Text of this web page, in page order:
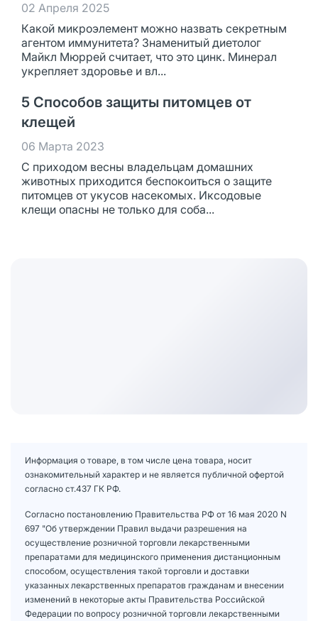
02 Апреля 2025
Какой микроэлемент можно назвать секретным
агентом иммунитета? Знаменитый диетолог
Майкл Мюррей считает, что это цинк. Минерал
укрепляет здоровье и вл...
5 Способов защиты питомцев от
клещей
06 Марта 2023
С приходом весны владельцам домашних
животных приходится беспокоиться о защите
питомцев от укусов насекомых. Иксодовые
клещи опасны не только для соба...
Информация о товаре, в том числе цена товара, носит
ознакомительный характер и не является публичной офертой
согласно ст.437 ГК РФ.
Согласно постановлению Правительства РФ от 16 мая 2020 N
697 "Об утверждении Правил выдачи разрешения на
осуществление розничной торговли лекарственными
препаратами для медицинского применения дистанционным
способом, осуществления такой торговли и доставки
указанных лекарственных препаратов гражданам и внесении
изменений в некоторые акты Правительства Российской
Федерации по вопросу розничной торговли лекарственными